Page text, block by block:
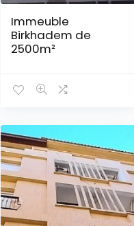
Immeuble
Birkhadem de
2500m²